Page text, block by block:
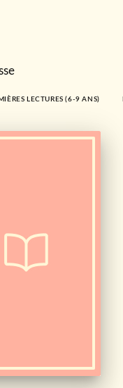
LECTURES (6-9 ANS)